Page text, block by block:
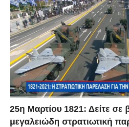
25η Μαρτίου 1821: Δείτε σε
μεγαλειώδη στρατιωτική